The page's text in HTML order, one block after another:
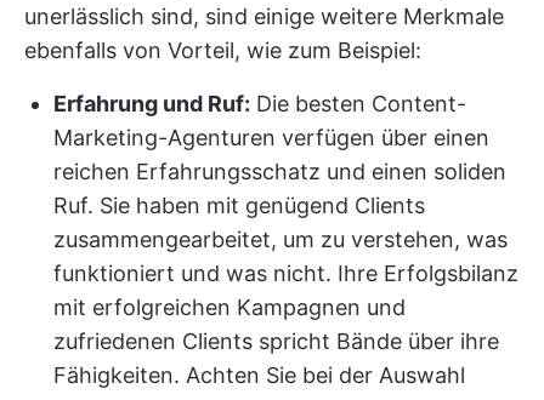
unerlässlich sind, sind einige weitere Merkmale
ebenfalls von Vorteil, wie zum Beispiel:
Erfahrung und Ruf: Die besten Content-
Marketing-Agenturen verfügen über einen
reichen Erfahrungsschatz und einen soliden
Ruf. Sie haben mit genügend Clients
zusammengearbeitet, um zu verstehen, was
funktioniert und was nicht. Ihre Erfolgsbilanz
mit erfolgreichen Kampagnen und
zufriedenen Clients spricht Bände über ihre
Fähigkeiten. Achten Sie bei der Auswahl